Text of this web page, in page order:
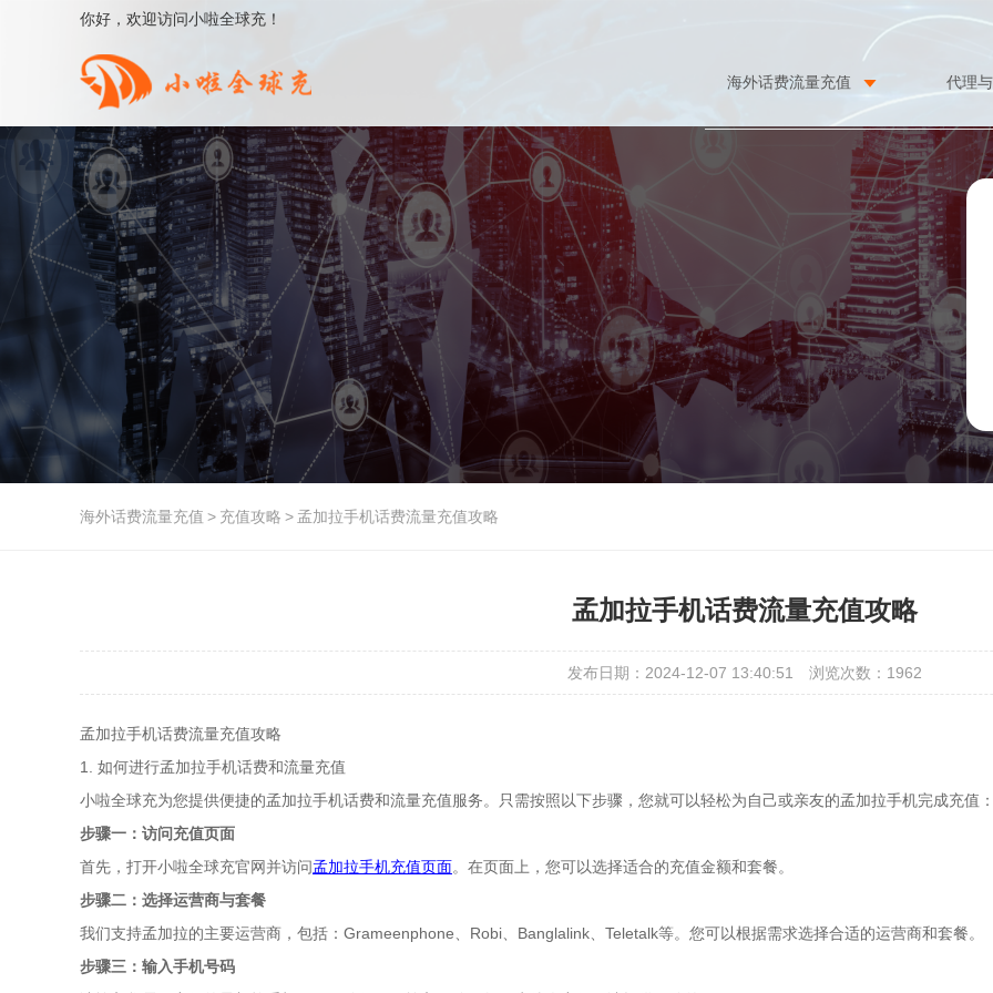
你好，欢迎访问小啦全球充！
海外话费流量充值 代理
海外话费流量充值 > 充值攻略 > 孟加拉手机话费流量充值攻略
孟加拉手机话费流量充值攻略
发布日期：2024-12-07 13:40:51 浏览次数：1962
孟加拉手机话费流量充值攻略
1. 如何进行孟加拉手机话费和流量充值
小啦全球充为您提供便捷的孟加拉手机话费和流量充值服务。只需按照以下步骤，您就可以轻松为自己或亲友的孟加拉手机完成充值
步骤一：访问充值页面
首先，打开小啦全球充官网并访问孟加拉手机充值页面。在页面上，您可以选择适合的充值金额和套餐。
步骤二：选择运营商与套餐
我们支持孟加拉的主要运营商，包括：Grameenphone、Robi、Banglalink、Teletalk等。您可以根据需求选择合适的运营商和套餐。
步骤三：输入手机号码